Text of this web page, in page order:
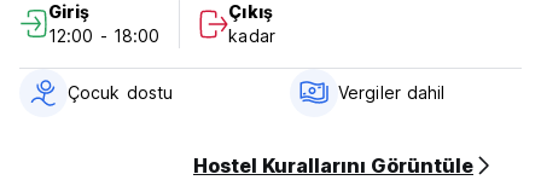
- Huzurlu konum (şehir gürültüsünden henüz şehir merkezine
sadece 5 dakika yürüme mesafesinde)
- İnanılmaz ev pişmiş taze yiyecek
- Süper cana yakın personel
Malzemeleri gibi modern olanaklara sahip odalar.
Giriş
12:00 - 18:00
Çıkış
kadar
Çocuk dostu Vergiler dahil
Hostel Kurallarını Görüntüle